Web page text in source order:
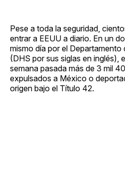
Pese a toda la seguridad,
entrar a EEUU a diario. En un
mismo día por el
(DHS por sus siglas en inglés),
semana pasada más de 3 mil
expulsados a México o
origen bajo el Título 42.